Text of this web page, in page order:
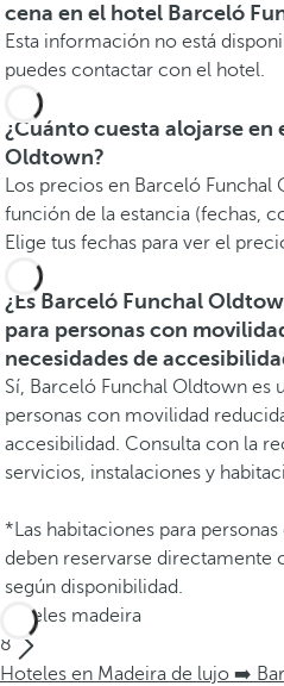
cena en el hotel Barceló
Esta información no está
puedes contactar con el hotel.
¿Cuánto cuesta alojarse
Oldtown?
Los precios en Barceló Funchal
función de la estancia (fechas,
Elige tus fechas para ver el
¿Es Barceló Funchal
para personas con
necesidades de
Sí, Barceló Funchal Oldtown es
personas con movilidad
accesibilidad. Consulta con la
servicios, instalaciones y
*Las habitaciones para
deben reservarse directamente
según disponibilidad.
Hoteles madeira
8
Hoteles en Madeira de lujo ➡️